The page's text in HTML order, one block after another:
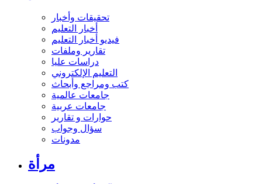
تحقيقات وأخبار
أخبار التعليم
فيديو أخبار التعليم
تقارير وملفات
دراسات عليا
التعليم الإلكتروني
كتب ومراجع وأبحاث
جامعات عالمية
جامعات عربية
حوارات و تقارير
سؤال وجواب
مدونات
مرأة